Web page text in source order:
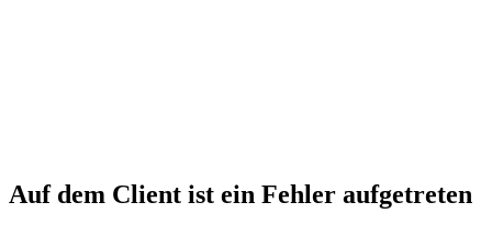
Auf dem Client ist ein Fehler aufgetreten